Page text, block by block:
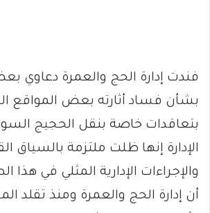
فندت إدارة الحج والعمرة دعاوي
بشأن فساد أثارته بعض المواقع
بتعاقدات خاصة بنقل الحجيج
الإدارة إنها ظلت ملتزمة بالسياق
والإجراءات الإدارية المثلي في هذا
أن إدارة الحج والعمرة ومنذ تقلد